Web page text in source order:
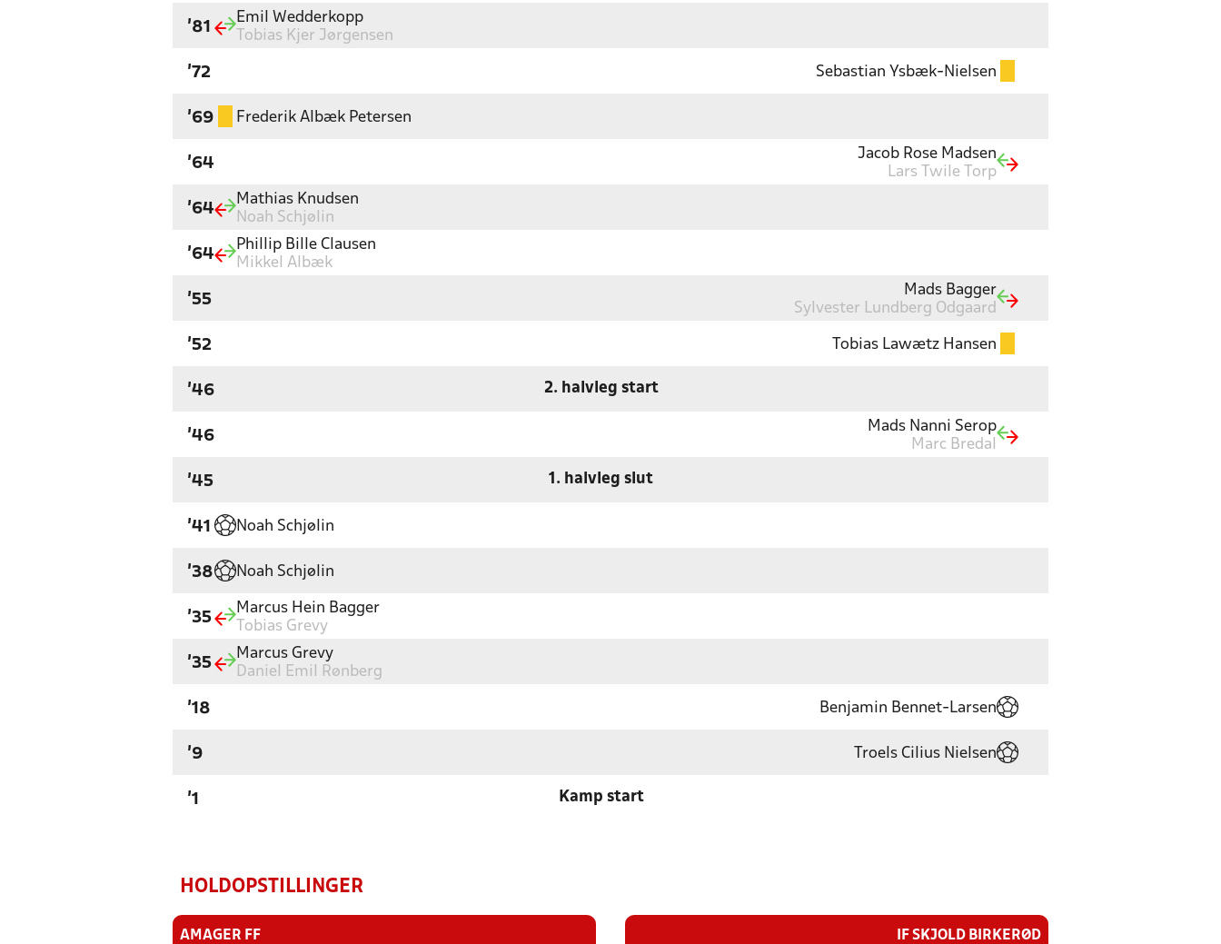
'81
Emil Wedderkopp
Tobias Kjer Jørgensen
'72 Sebastian Ysbæk-Nielsen
'69 Frederik Albæk Petersen
'64
Jacob Rose Madsen
Lars Twile Torp
'64
Mathias Knudsen
Noah Schjølin
'64
Phillip Bille Clausen
Mikkel Albæk
'55
Mads Bagger
Sylvester Lundberg Odgaard
'52 Tobias Lawætz Hansen
'46 2. halvleg start
'46
Mads Nanni Serop
Marc Bredal
'45 1. halvleg slut
'41 Noah Schjølin
'38 Noah Schjølin
'35
Marcus Hein Bagger
Tobias Grevy
'35
Marcus Grevy
Daniel Emil Rønberg
'18 Benjamin Bennet-Larsen
'9 Troels Cilius Nielsen
'1 Kamp start
HOLDOPSTILLINGER
AMAGER FF IF SKJOLD BIRKERØD